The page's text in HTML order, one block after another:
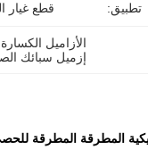
تطبيق: قطع غيار
الأزاميل
إزميل سبائك
المطرقة المطرقة